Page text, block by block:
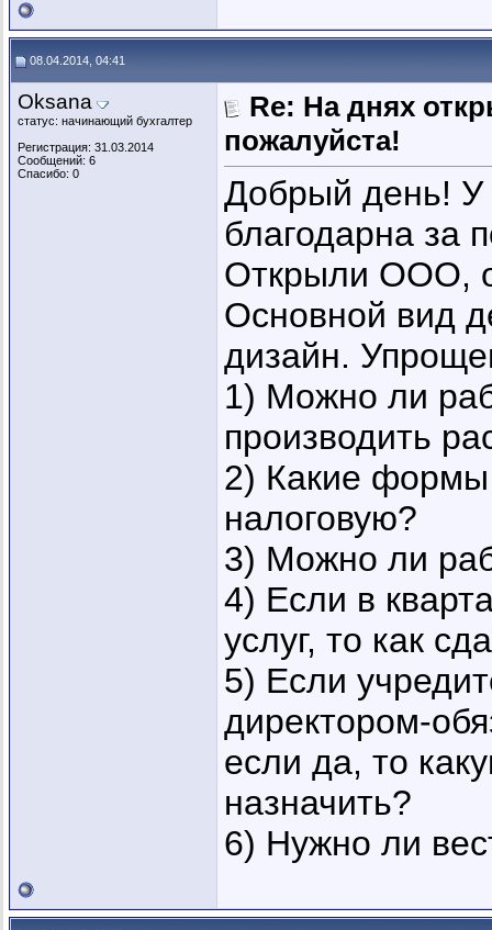
08.04.2014, 04:41
Оksana
статус: начинающий бухгалтер
Регистрация: 31.03.2014
Сообщений: 6
Спасибо: 0
Re: На днях
пожалуйста!
Добрый день! У
благодарна за
Открыли ООО,
Основной вид
дизайн.
1) Можно ли
производить
2) Какие формы
налоговую?
3) Можно ли
4) Если в
услуг, то как
5) Если
директором-
если да, то
назначить?
6) Нужно ли